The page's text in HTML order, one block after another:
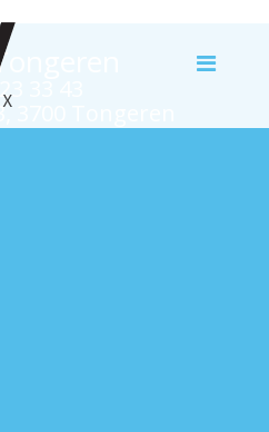
33 43
3700 Tongeren